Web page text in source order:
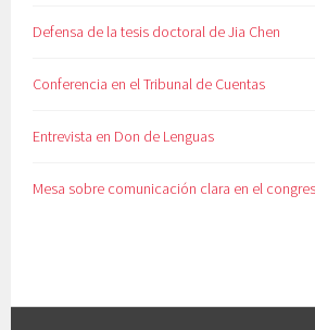
Defensa de la tesis doctoral de Jia Chen
Conferencia en el Tribunal de Cuentas
Entrevista en Don de Lenguas
Mesa sobre comunicación clara en el